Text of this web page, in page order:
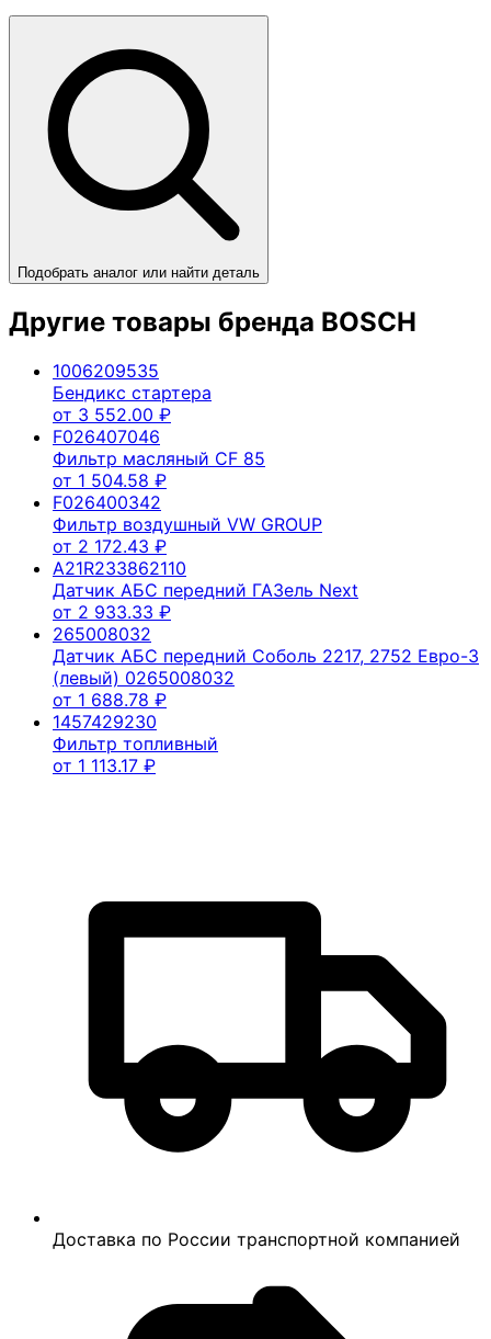
Подобрать аналог или найти деталь
Другие товары бренда BOSCH
1006209535
Бендикс стартера
от 3 552.00 ₽
F026407046
Фильтр масляный CF 85
от 1 504.58 ₽
F026400342
Фильтр воздушный VW GROUP
от 2 172.43 ₽
A21R233862110
Датчик АБС передний ГАЗель Next
от 2 933.33 ₽
265008032
Датчик АБС передний Соболь 2217, 2752 Евро-3
(левый) 0265008032
от 1 688.78 ₽
1457429230
Фильтр топливный
от 1 113.17 ₽
Доставка по России транспортной компанией